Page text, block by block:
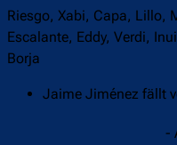
Riesgo, Xabi, Capa, Lillo,
Escalante, Eddy, Verdi,
Borja
Jaime Jiménez fällt
-